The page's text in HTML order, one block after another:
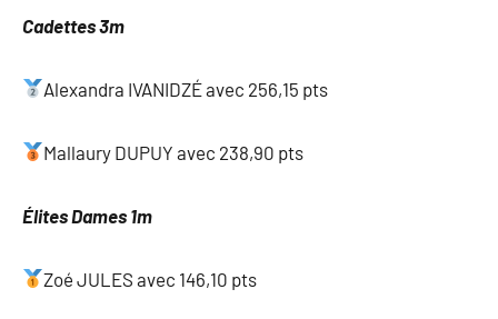
Cadettes 3m
Alexandra IVANIDZÉ avec 256,15 pts
Mallaury DUPUY avec 238,90 pts
Élites Dames 1m
Zoé JULES avec 146,10 pts